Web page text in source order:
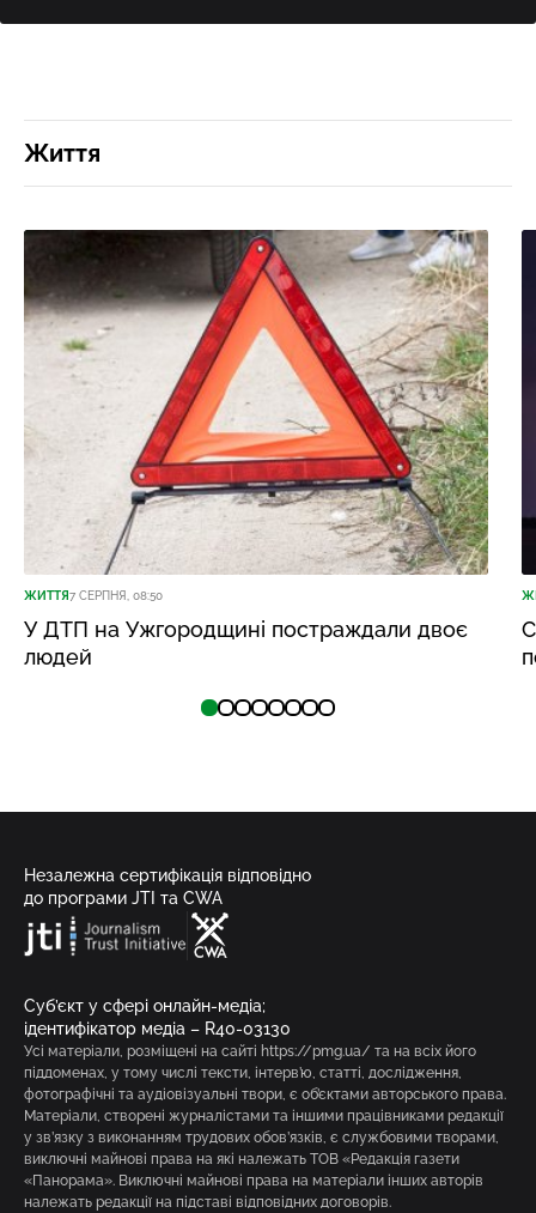
Життя
ЖИТТЯ7 СЕРПНЯ, 08:50
У ДТП на Ужгородщині постраждали двоє
людей
Незалежна сертифікація відповідно
до програми JTI та CWA
Суб’єкт у сфері онлайн-медіа;
ідентифікатор медіа – R40-03130
Усі матеріали, розміщені на сайті https://pmg.ua/ та на всіх його
піддоменах, у тому числі тексти, інтерв’ю, статті, дослідження,
фотографічні та аудіовізуальні твори, є об’єктами авторського права.
Матеріали, створені журналістами та іншими працівниками редакції
у зв’язку з виконанням трудових обов’язків, є службовими творами,
виключні майнові права на які належать ТОВ «Редакція газети
«Панорама». Виключні майнові права на матеріали інших авторів
належать редакції на підставі відповідних договорів.